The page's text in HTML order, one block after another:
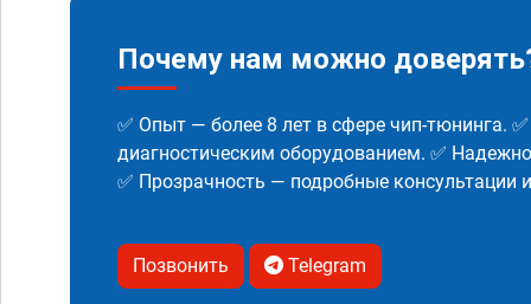
Почему нам можно
✅ Опыт — более 8 лет в сфере чип-тюнинга.
диагностическим оборудованием. ✅
✅ Прозрачность — подробные консультации
Позвонить Telegram